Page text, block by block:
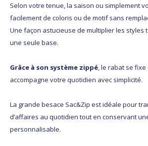
Selon votre tenue, la saison ou simplement
facilement de coloris ou de motif sans
Une façon astucieuse de multiplier les styles
une seule base.
Grâce à son système zippé, le rabat se
accompagne votre quotidien avec simplicité.
La grande besace Sac&Zip est idéale pour
d’affaires au quotidien tout en conservant
personnalisable.